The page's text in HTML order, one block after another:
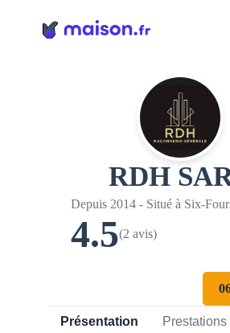
RDH
Depuis 2014 - Situé à Six-
4.5(2 avis)
Présentation Prestations